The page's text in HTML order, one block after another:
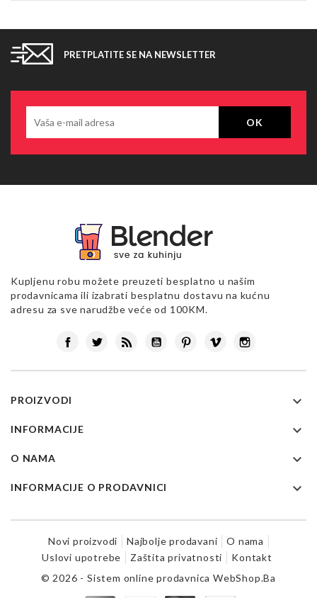
PRETPLATITE SE NA NEWSLETTER
Kupljenu robu možete preuzeti besplatno u našim
prodavnicama ili izabrati besplatnu dostavu na kućnu
adresu za sve narudžbe veće od 100KM.
FacebookTwitter Rss YouTubePinterest
Vimeo
PROIZVODI 
INFORMACIJE 
O NAMA 
INFORMACIJE O PRODAVNICI 
Novi proizvodi Najbolje prodavani
O nama
Uslovi upotrebe
Zaštita privatnosti
Kontakt
© 2026 - Sistem online prodavnica WebShop.Ba